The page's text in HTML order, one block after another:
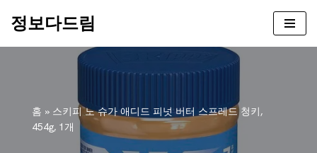
정보다드림
홈 » 스키피 노 슈가 애디드 피넛 버터 스프레드 청키,
454g, 1개